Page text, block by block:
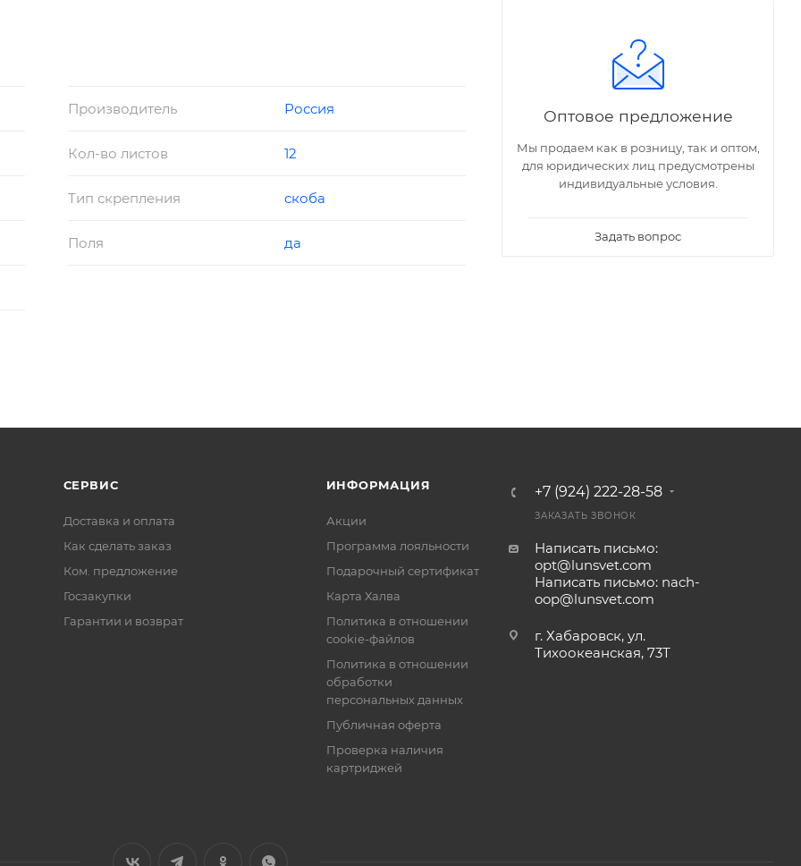
Производитель Россия
Кол-во листов 12
Тип скрепления скоба
Поля да
Оптовое предложение
Мы продаем как в розницу, так и оптом,
для юридических лиц предусмотрены
индивидуальные условия.
Задать вопрос
СЕРВИС
Доставка и оплата
Как сделать заказ
Ком. предложение
Госзакупки
Гарантии и возврат
ИНФОРМАЦИЯ
Акции
Программа лояльности
Подарочный сертификат
Карта Халва
Политика в отношении
cookie-файлов
Политика в отношении
обработки
персональных данных
Публичная оферта
Проверка наличия
картриджей
+7 (924) 222-28-58
ЗАКАЗАТЬ ЗВОНОК
Написать письмо:
opt@lunsvet.com
Написать письмо: nach-
oop@lunsvet.com
г. Хабаровск, ул.
Тихоокеанская, 73Т